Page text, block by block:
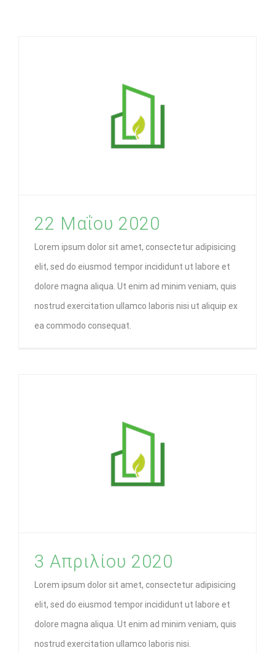
22 Μαΐου 2020
Lorem ipsum dolor sit amet, consectetur adipisicing
elit, sed do eiusmod tempor incididunt ut labore et
dolore magna aliqua. Ut enim ad minim veniam, quis
nostrud exercitation ullamco laboris nisi ut aliquip ex
ea commodo consequat.
3 Απριλίου 2020
Lorem ipsum dolor sit amet, consectetur adipisicing
elit, sed do eiusmod tempor incididunt ut labore et
dolore magna aliqua. Ut enim ad minim veniam, quis
nostrud exercitation ullamco laboris nisi.